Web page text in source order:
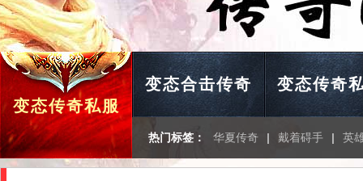
变态传奇私服
变态合击传奇 变态传奇
热门标签： 华夏传奇 | 戴着碍手 | 英